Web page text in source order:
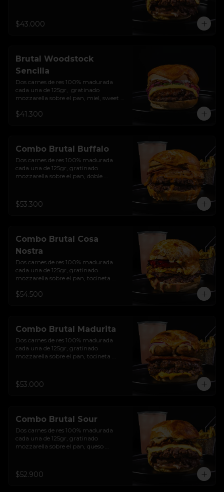
sriracha, salsa rosada de pepinillos y
pan brioche sellado.
$43.000
Brutal Woodstock
Sencilla
Dos carnes de res 100% madurada
cada una de 125gr,  gratinado
mozzarella sobre el pan, miel, sweet
cebolla crocante, encurtido de cebolla,
$41.300
Combo Brutal Buffalo
Dos carnes de res 100% madurada
cada una de 125gr, gratinado
mozzarella sobre el pan, doble
caramelizada, Salsa Buffalo levemente
picante y pan brioche sellado + papas
$53.300
Combo Brutal Cosa
Nostra
Dos carnes de res 100% madurada
cada una de 125gr, gratinado
mozzarella sobre el pan, tocineta
queso cheddar, cebolla crocante,
$54.500
Combo Brutal Madurita
Dos carnes de res 100% madurada
cada una de 125gr, gratinado
mozzarella sobre el pan, tocineta
panko, encurtido de cebolla morada,
sour cream de sriracha levemente
$53.000
Combo Brutal Sour
Dos carnes de res 100% madurada
cada una de 125gr, gratinado
mozzarella sobre el pan, queso
sriracha, salsa rosada de pepinillos y
pan brioche sellado + papas + bebida
$52.900